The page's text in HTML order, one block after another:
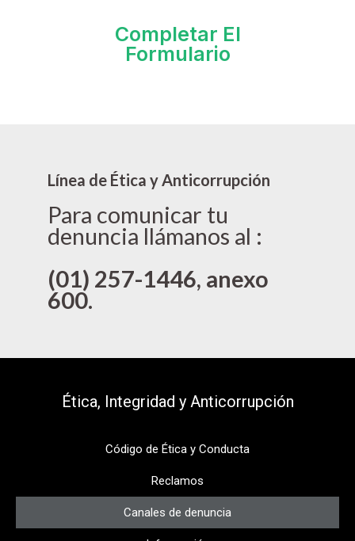
Completar El
Formulario
Línea de Ética y Anticorrupción
Para comunicar tu
denuncia llámanos al :
(01) 257-1446, anexo
600.
Ética, Integridad y Anticorrupción​
Código de Ética y Conducta
Reclamos
Canales de denuncia